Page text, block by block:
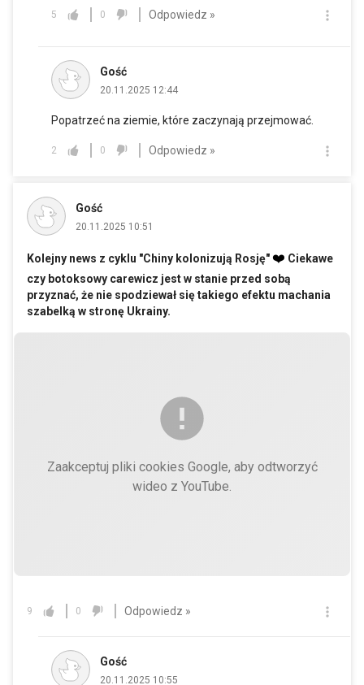
5 0 Odpowiedz »
Gość
20.11.2025 12:44
Popatrzeć na ziemie, które zaczynają przejmować.
2 0 Odpowiedz »
Gość
20.11.2025 10:51
Kolejny news z cyklu "Chiny kolonizują Rosję" ❤️ Ciekawe
czy botoksowy carewicz jest w stanie przed sobą
przyznać, że nie spodziewał się takiego efektu machania
szabelką w stronę Ukrainy.
Zaakceptuj pliki cookies Google, aby odtworzyć
wideo z YouTube.
9 0 Odpowiedz »
Gość
20.11.2025 10:55